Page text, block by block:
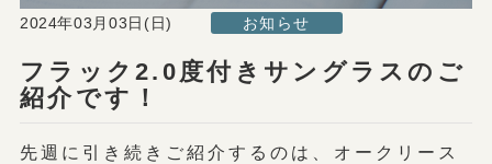
フラック2.0度付きサングラスのご
紹介です！
2024年03月03日(日) お知らせ
先週に引き続きご紹介するのは、オークリース